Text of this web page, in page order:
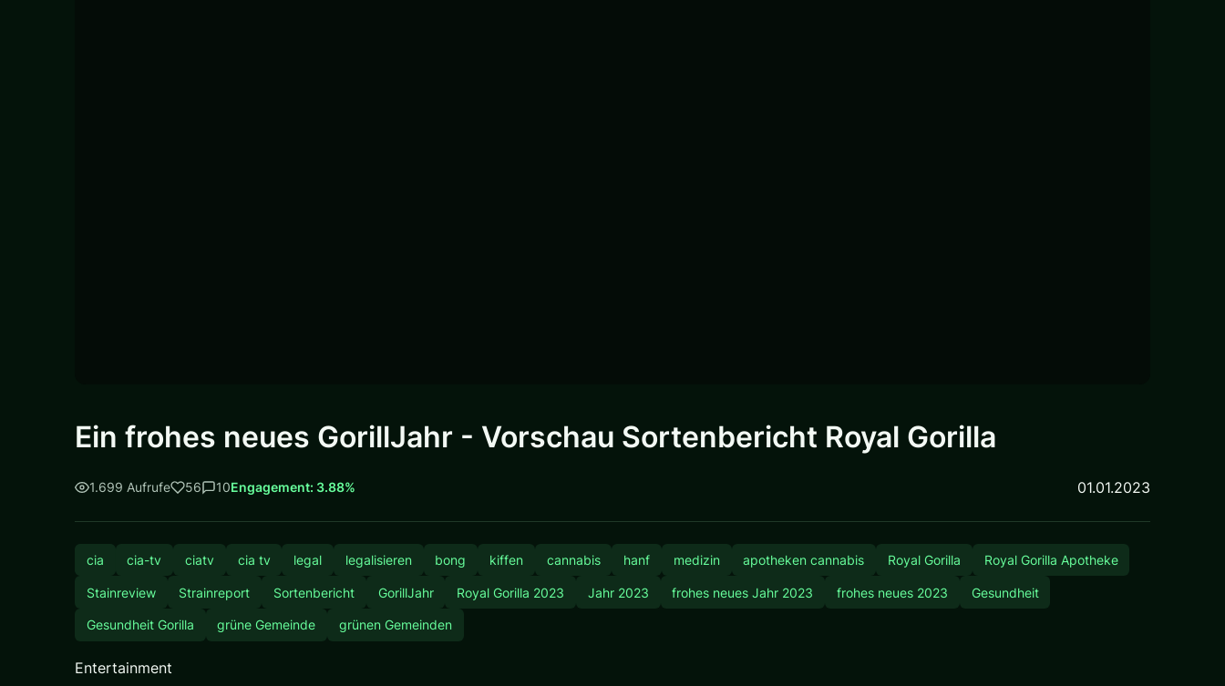
Ein frohes neues GorillJahr - Vorschau Sortenbericht Royal Gorilla
1.699 Aufrufe 56 10Engagement: 3.88% 01.01.2023
cia cia-tv ciatv cia tv legal legalisieren bong kiffen cannabis hanf medizin apotheken cannabis Royal Gorilla Royal Gorilla Apotheke
Stainreview Strainreport Sortenbericht GorillJahr Royal Gorilla 2023 Jahr 2023 frohes neues Jahr 2023 frohes neues 2023 Gesundheit
Gesundheit Gorilla grüne Gemeinde grünen Gemeinden
Entertainment